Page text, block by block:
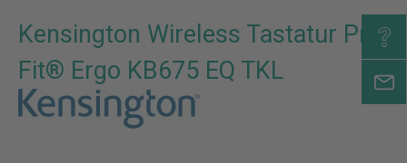
Kensington Wireless Tastatur Pro
Fit® Ergo KB675 EQ TKL